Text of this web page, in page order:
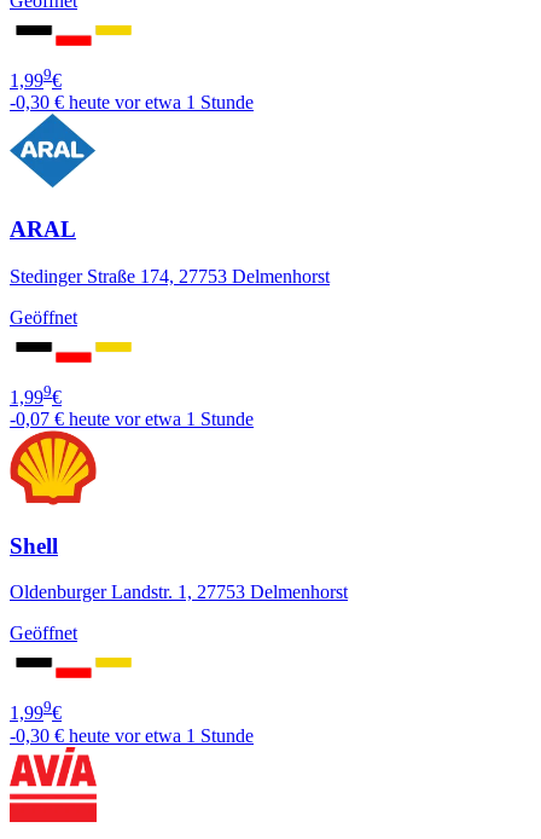
1,999€
-0,30 € heute vor etwa 1 Stunde
ARAL
Stedinger Straße 174, 27753 Delmenhorst
Geöffnet
1,999€
-0,07 € heute vor etwa 1 Stunde
Shell
Oldenburger Landstr. 1, 27753 Delmenhorst
Geöffnet
1,999€
-0,30 € heute vor etwa 1 Stunde